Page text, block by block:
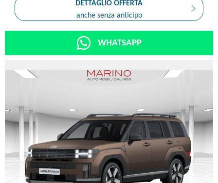
DETTAGLIO OFFERTA
anche senza anticipo
WHATSAPP